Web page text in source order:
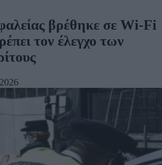
βρέθηκε σε Wi-Fi
τον έλεγχο των